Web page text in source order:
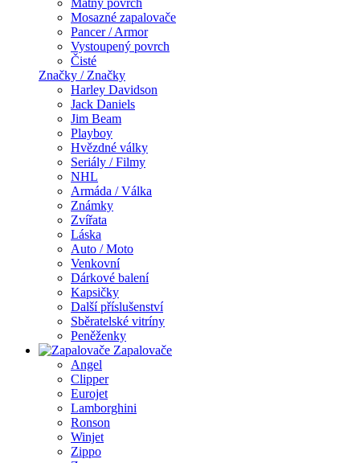
Matný povrch
Mosazné zapalovače
Pancer / Armor
Vystoupený povrch
Čisté
Značky / Značky
Harley Davidson
Jack Daniels
Jim Beam
Playboy
Hvězdné války
Seriály / Filmy
NHL
Armáda / Válka
Známky
Zvířata
Láska
Auto / Moto
Venkovní
Dárkové balení
Kapsičky
Další příslušenství
Sběratelské vitríny
Peněženky
Zapalovače
Angel
Clipper
Eurojet
Lamborghini
Ronson
Winjet
Zippo